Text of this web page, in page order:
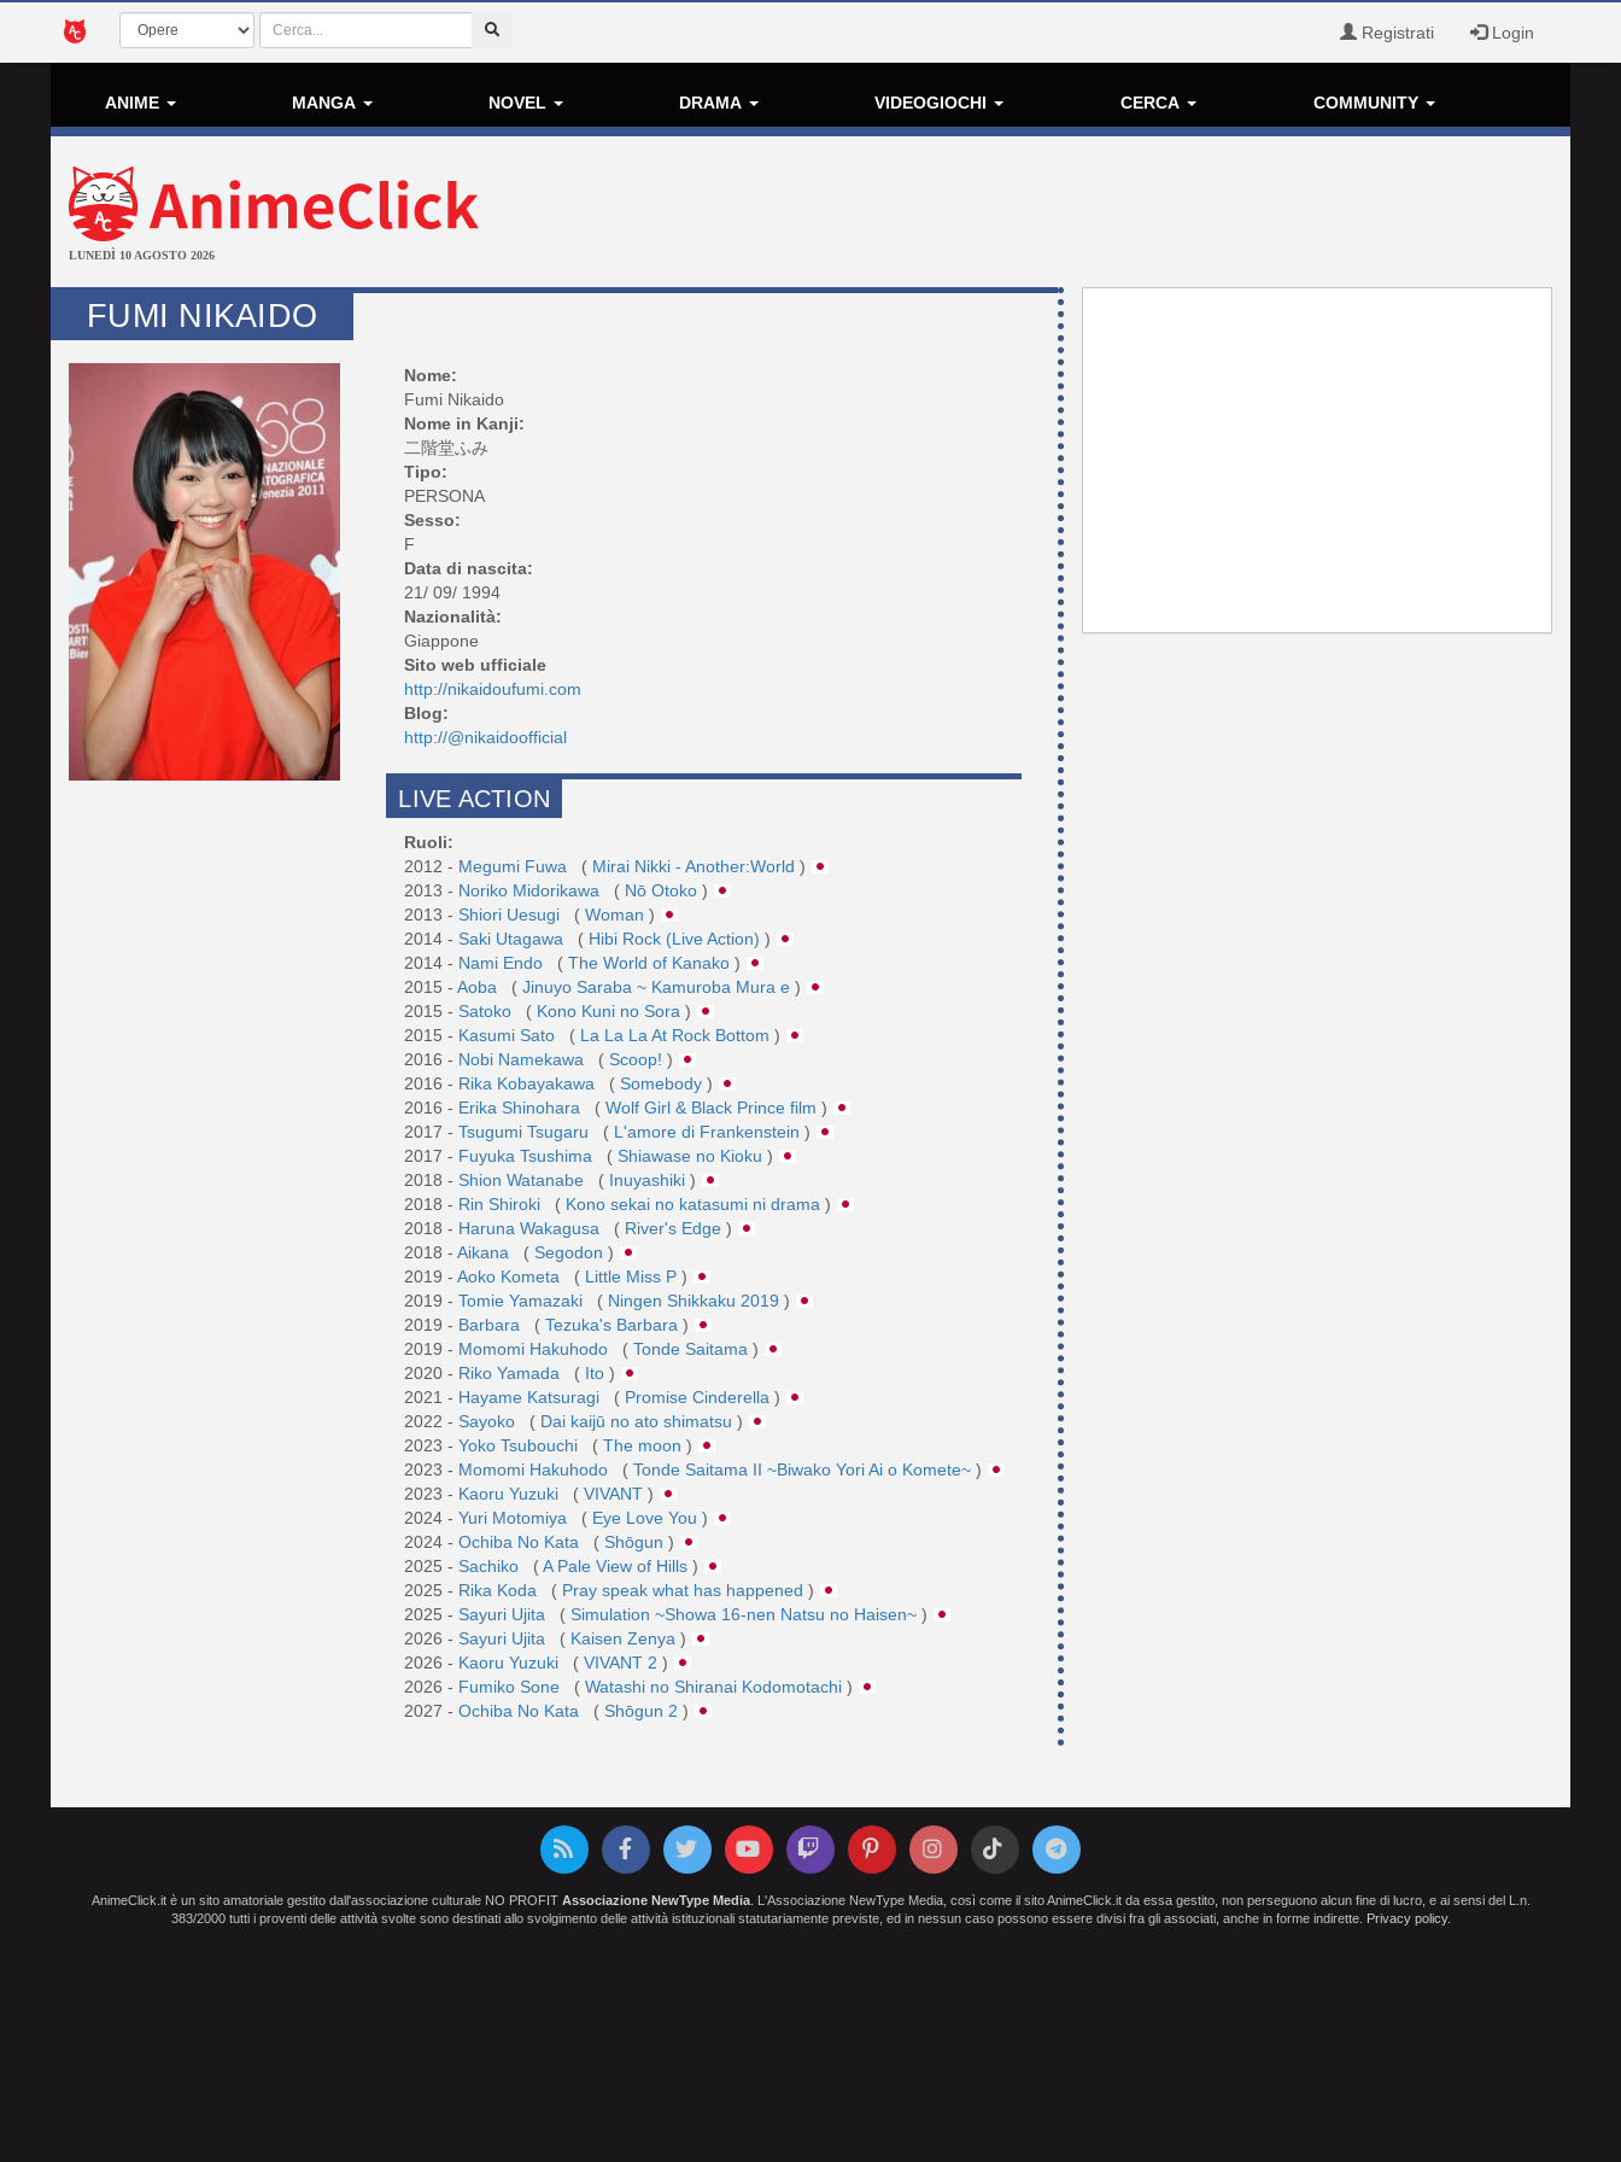
Registrati Login
ANIME MANGA NOVEL DRAMA VIDEOGIOCHI CERCA COMMUNITY
LUNEDÌ 10 AGOSTO 2026
FUMI NIKAIDO
Nome:
Fumi Nikaido
Nome in Kanji:
二階堂ふみ
Tipo:
PERSONA
Sesso:
F
Data di nascita:
21/ 09/ 1994
Nazionalità:
Giappone
Sito web ufficiale
http://nikaidoufumi.com
Blog:
http://@nikaidoofficial
LIVE ACTION
Ruoli:
2012 - Megumi Fuwa ( Mirai Nikki - Another:World)
2013 - Noriko Midorikawa ( Nō Otoko)
2013 - Shiori Uesugi ( Woman)
2014 - Saki Utagawa ( Hibi Rock (Live Action))
2014 - Nami Endo ( The World of Kanako)
2015 -Aoba ( Jinuyo Saraba ~ Kamuroba Mura e)
2015 - Satoko ( Kono Kuni no Sora)
2015 - Kasumi Sato ( La La La At Rock Bottom)
2016 - Nobi Namekawa ( Scoop!)
2016 - Rika Kobayakawa ( Somebody)
2016 - Erika Shinohara ( Wolf Girl & Black Prince film)
2017 -Tsugumi Tsugaru ( L'amore di Frankenstein)
2017 - Fuyuka Tsushima ( Shiawase no Kioku)
2018 - Shion Watanabe ( Inuyashiki)
2018 - Rin Shiroki ( Kono sekai no katasumi ni drama)
2018 - Haruna Wakagusa ( River's Edge)
2018 -Aikana ( Segodon)
2019 -Aoko Kometa ( Little Miss P)
2019 -Tomie Yamazaki ( Ningen Shikkaku 2019)
2019 - Barbara ( Tezuka's Barbara)
2019 - Momomi Hakuhodo ( Tonde Saitama)
2020 - Riko Yamada ( Ito)
2021 - Hayame Katsuragi ( Promise Cinderella)
2022 - Sayoko ( Dai kaijū no ato shimatsu)
2023 -Yoko Tsubouchi ( The moon)
2023 - Momomi Hakuhodo ( Tonde Saitama II ~Biwako Yori Ai o Komete~)
2023 - Kaoru Yuzuki ( VIVANT)
2024 -Yuri Motomiya ( Eye Love You)
2024 -Ochiba No Kata ( Shōgun)
2025 - Sachiko (A Pale View of Hills)
2025 - Rika Koda ( Pray speak what has happened)
2025 - Sayuri Ujita ( Simulation ~Showa 16-nen Natsu no Haisen~)
2026 - Sayuri Ujita ( Kaisen Zenya)
2026 - Kaoru Yuzuki ( VIVANT 2)
2026 - Fumiko Sone ( Watashi no Shiranai Kodomotachi)
2027 -Ochiba No Kata ( Shōgun 2)
AnimeClick.it è un sito amatoriale gestito dall'associazione culturale NO PROFIT Associazione NewType Media. L'Associazione NewType Media, così come il sito AnimeClick.it da essa gestito, non perseguono alcun fine di lucro, e ai sensi del L.n.
383/2000 tutti i proventi delle attività svolte sono destinati allo svolgimento delle attività istituzionali statutariamente previste, ed in nessun caso possono essere divisi fra gli associati, anche in forme indirette. Privacy policy.